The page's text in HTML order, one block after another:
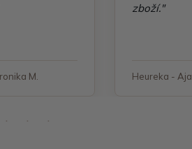
M.
zboží."
Heureka - Aja